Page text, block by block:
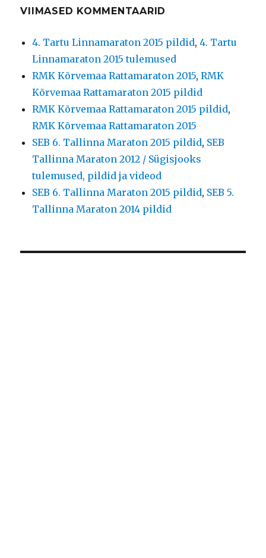
VIIMASED KOMMENTAARID
4. Tartu Linnamaraton 2015 pildid,4. Tartu
Linnamaraton 2015 tulemused
RMK Kõrvemaa Rattamaraton 2015,RMK
Kõrvemaa Rattamaraton 2015 pildid
RMK Kõrvemaa Rattamaraton 2015 pildid,
RMK Kõrvemaa Rattamaraton 2015
SEB 6. Tallinna Maraton 2015 pildid, SEB
Tallinna Maraton 2012 / Sügisjooks
tulemused, pildid ja videod
SEB 6. Tallinna Maraton 2015 pildid, SEB 5.
Tallinna Maraton 2014 pildid